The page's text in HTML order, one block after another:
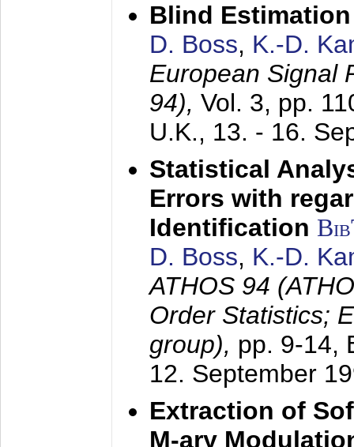
Blind
D. Boss, K.-D.
European Signal
94), Vol. 3, pp.
U.K., 13. - 16.
Statistical
Errors with
Identification
D. Boss, K.-D.
ATHOS 94
Order Statistics;
group), pp. 9-14,
12. September
Extraction of
M-ary